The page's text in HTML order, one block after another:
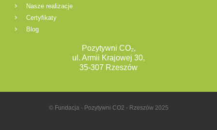
Nasze realizacje
Certyfikaty
Blog
Pozytywni CO₂,
ul. Armii Krajowej 30,
35-307 Rzeszów
© Fundacja - Pozytywni CO2 - Rzeszów 2025